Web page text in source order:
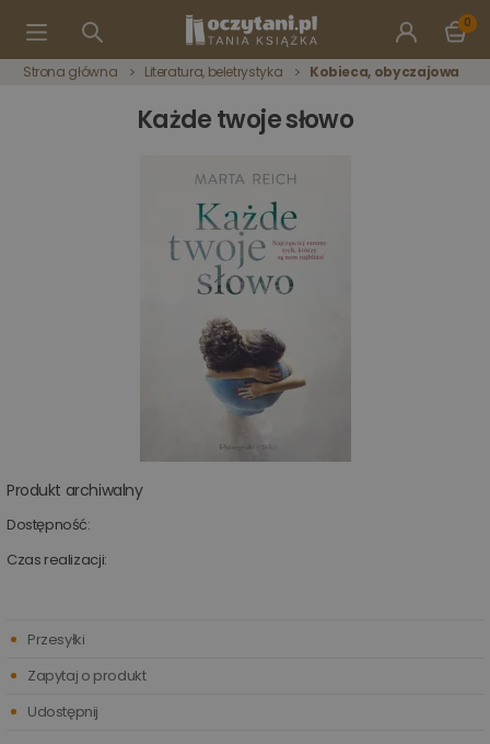
0
Strona główna Literatura, beletrystyka Kobieca, obyczajowa
Każde twoje słowo
Produkt archiwalny
Dostępność:
Czas realizacji:
Przesyłki
Zapytaj o produkt
Udostępnij